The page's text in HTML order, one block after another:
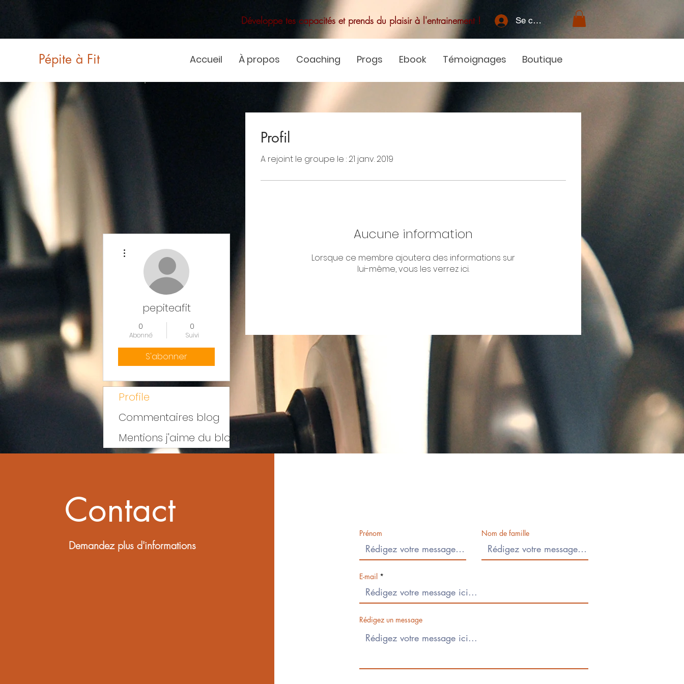
Développe tes capacités et prends du plaisir à l'entrainement ! Se connecter
Pépite à Fit Accueil À propos Coaching Progs Ebook Témoignages Boutique
Profil
A rejoint le groupe le : 21 janv. 2019
Aucune information
Lorsque ce membre ajoutera des informations sur
lui-même, vous les verrez ici.
pepiteafit
0
Abonné
0
Suivi
S'abonner
Profile
Commentaires blog
Mentions j'aime du blog
Contact
Demandez plus d'informations
Prénom Nom de famille
E-mail
Rédigez un message